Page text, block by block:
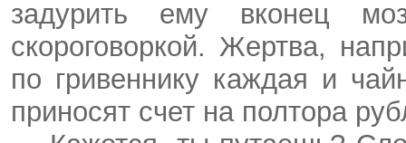
задурить ему вконец
скороговоркой. Жертва,
по гривеннику каждая и
приносят счет на полтора